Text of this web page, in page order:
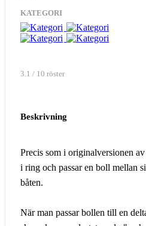
KATEGORI
3.1 / 10 röster
Beskrivning
Precis som i originalversionen
i ring och passar en boll mellan
båten.
När man passar bollen till en